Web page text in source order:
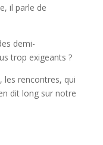
il parle de
demi-
trop exigeants ?
les rencontres, qui
dit long sur notre